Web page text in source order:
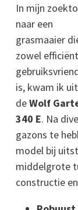
In mijn
naar een
grasmaaier
zowel
is, kwam ik
deWolf
340 E. Na
gazons te
model bij
middelgrote
constructie